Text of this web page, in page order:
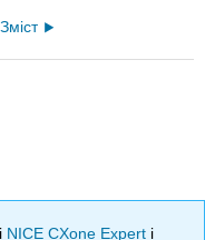
Зміст
NICE CXone Expert і